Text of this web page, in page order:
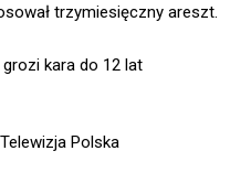
trzymiesięczny areszt.
grozi kara do 12 lat
Polska